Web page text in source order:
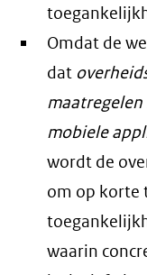
Omdat de
dat
mobiele
wordt de
om op korte
waarin